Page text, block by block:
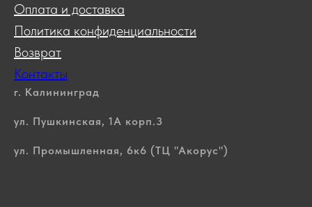
Оплата и доставка
Политика конфиденциальности
Возврат
Контакты
г. Калининград
ул. Пушкинская, 1А корп.3
ул. Промышленная, 6к6 (ТЦ "Акорус")